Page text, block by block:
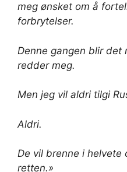
meg ønsket om å
forbrytelser.
Denne gangen blir det
redder meg.
Men jeg vil aldri tilgi
Aldri.
De vil brenne i
retten.»